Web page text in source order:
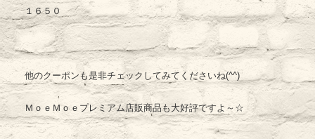
１６５０
他のクーポンも是非チェックしてみてくださいね(^^)
ＭｏｅＭｏｅプレミアム店販商品も大好評ですよ～☆